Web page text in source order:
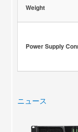
Weight
Power Supply
ニュース